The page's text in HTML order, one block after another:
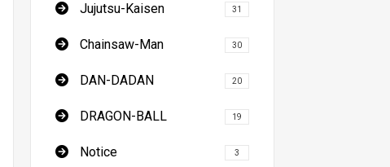
Jujutsu-Kaisen 31
Chainsaw-Man 30
DAN-DADAN 20
DRAGON-BALL 19
Notice 3